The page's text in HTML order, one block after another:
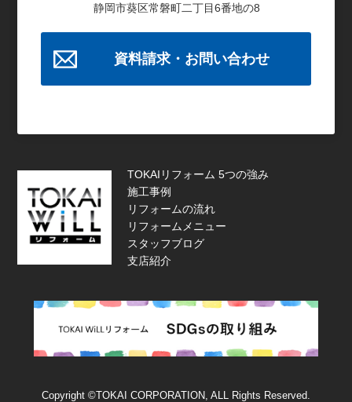
静岡市葵区常磐町二丁目6番地の8
資料請求・お問い合わせ
TOKAIリフォーム 5つの強み
施工事例
リフォームの流れ
リフォームメニュー
スタッフブログ
支店紹介
Copyright ©TOKAI CORPORATION, ALL Rights Reserved.